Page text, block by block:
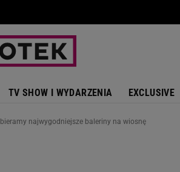
TV SHOW I WYDARZENIA EXCLUSIVE
najwygodniejsze baleriny na wiosnę